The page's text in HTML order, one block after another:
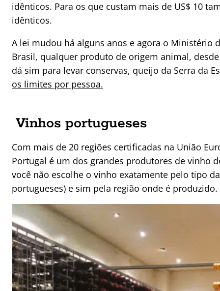
idênticos. Para os que custam mais de US$ 10
idênticos.
A lei mudou há alguns anos e agora o Ministério
Brasil, qualquer produto de origem animal,
dá sim para levar conservas, queijo da Serra da
os limites por pessoa.
Vinhos portugueses
Com mais de 20 regiões certificadas na União
Portugal é um dos grandes produtores de vinho
você não escolhe o vinho exatamente pelo tipo
portugueses) e sim pela região onde é produzido.